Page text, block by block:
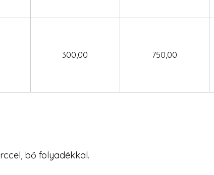
300,00 750,00
bő folyadékkal.